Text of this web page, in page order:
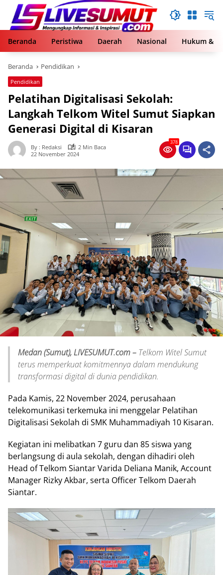
Langsung
konten
Beranda
Peristiwa Daerah Nasional Hukum &
Beranda Pendidikan
Pendidikan
Pelatihan Digitalisasi Sekolah:
Langkah Telkom Witel Sumut Siapkan
Generasi Digital di Kisaran
By : Redaksi
2 Min Baca
22 November 2024
378
Medan (Sumut), LIVESUMUT.com – Telkom Witel Sumut
terus memperkuat komitmennya dalam mendukung
transformasi digital di dunia pendidikan.
Pada Kamis, 22 November 2024, perusahaan
telekomunikasi terkemuka ini menggelar Pelatihan
Digitalisasi Sekolah di SMK Muhammadiyah 10 Kisaran.
Kegiatan ini melibatkan 7 guru dan 85 siswa yang
berlangsung di aula sekolah, dengan dihadiri oleh
Head of Telkom Siantar Varida Deliana Manik, Account
Manager Rizky Akbar, serta Officer Telkom Daerah
Siantar.